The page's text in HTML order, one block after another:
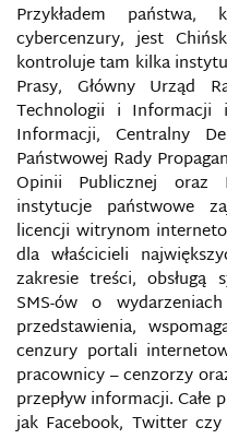
Przykładem
cybercenzury, jest
kontroluje tam kilka
Prasy, Główny Urząd
Technologii i Informacji
Informacji, Centralny
Państwowej Rady
Opinii Publicznej oraz
instytucje państwowe
licencji witrynom
dla właścicieli
zakresie treści, obsługą
SMS-ów o
przedstawienia,
cenzury portali
pracownicy – cenzorzy
przepływ informacji. Całe
jak Facebook, Twitter
BEZPIECZEŃSTWO
TELEINFORMATYCZNE/
BEZPIECZEŃSTWO W
W INTERNECIE
BEZPIECZEŃSTWO W
SPOŁECZNOŚCIOWYCH
BEZPIECZEŃSTWO W
BIAŁA, SZARA I CZARNA
BIAŁY WYWIAD
BIG DATA